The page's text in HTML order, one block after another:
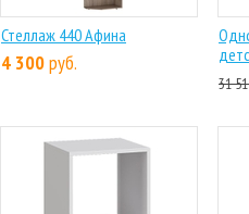
Стеллаж 440 Афина
4 300руб.
31